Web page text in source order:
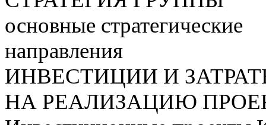
основные стратегические
направления
ИНВЕСТИЦИИ И
НА РЕАЛИЗАЦИЮ